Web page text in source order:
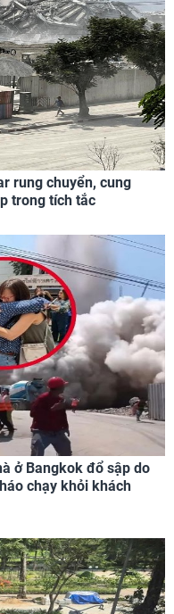
rung chuyển, cung
trong tích tắc
ở Bangkok đổ sập do
chạy khỏi khách